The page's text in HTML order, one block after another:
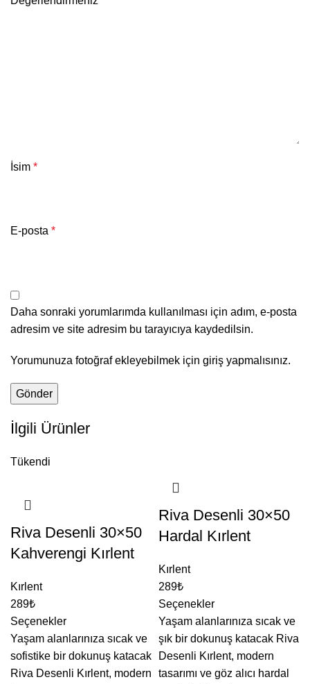
İsim *
E-posta *
Daha sonraki yorumlarımda kullanılması için adım, e-posta
adresim ve site adresim bu tarayıcıya kaydedilsin.
Yorumunuza fotoğraf ekleyebilmek için giriş yapmalısınız.
İlgili Ürünler
Tükendi
Riva Desenli 30×50
Kahverengi Kırlent
Kırlent
289₺
Seçenekler
Yaşam alanlarınıza sıcak ve
sofistike bir dokunuş katacak
Riva Desenli Kırlent, modern
Riva Desenli 30×50
Hardal Kırlent
Kırlent
289₺
Seçenekler
Yaşam alanlarınıza sıcak ve
şık bir dokunuş katacak Riva
Desenli Kırlent, modern
tasarımı ve göz alıcı hardal